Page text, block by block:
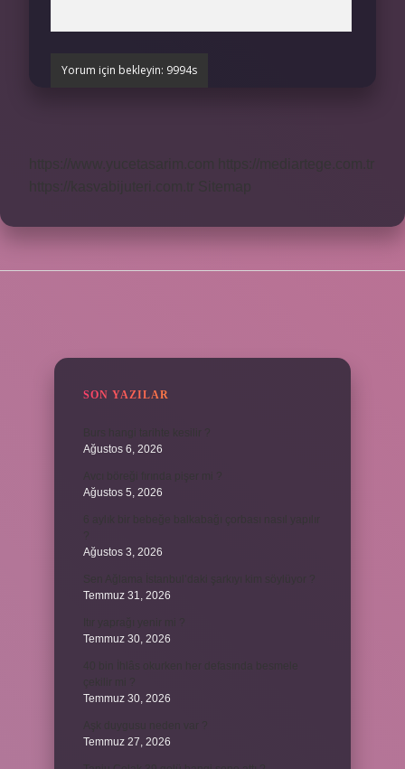
SON YAZILAR
Ağustos 6, 2026
Ağustos 5, 2026
Ağustos 3, 2026
Temmuz 31, 2026
Temmuz 30, 2026
Temmuz 30, 2026
Temmuz 27, 2026